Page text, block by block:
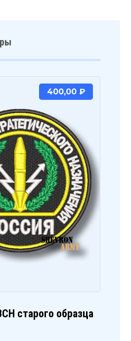
старого образца
400,00 ₽